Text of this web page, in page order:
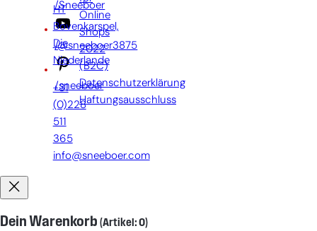
/Sneeboer
/@sneeboer3875
/sneeboer
HT
Bovenkarspel,
Die
Niederlande
+31
(0)228
511
365
info@sneeboer.com
Online
Shops
2022
(B2C)
Datenschutzerklärung
Haftungsausschluss
Dein Warenkorb (Artikel: 0)